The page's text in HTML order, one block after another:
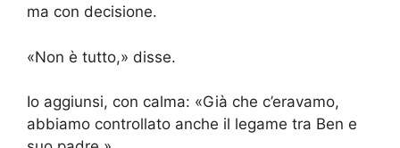
ma con decisione.
«Non è tutto,» disse.
Io aggiunsi, con calma: «Già che c’eravamo,
abbiamo controllato anche il legame tra Ben e